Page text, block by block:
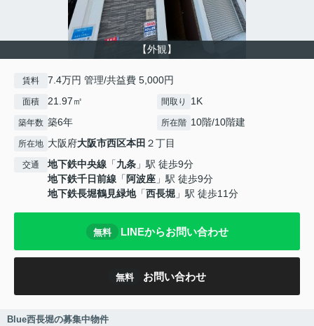
【外観】
賃料 7.4万円 管理/共益費 5,000円
面積 21.97㎡ 間取り 1K
築年数 築6年 所在階 10階/10階建
所在地 大阪府大阪市西区本田 ２丁目
交通 地下鉄中央線 「九条 」駅 徒歩9分
地下鉄千日前線 「 阿波座 」駅 徒歩9分
地下鉄長堀鶴見緑地「西長堀 」駅 徒歩11分
無料 LINEからお問い合わせ
無料 お問い合わせ
Blue西長堀の募集中物件